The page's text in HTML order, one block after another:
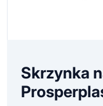
Skrzynka